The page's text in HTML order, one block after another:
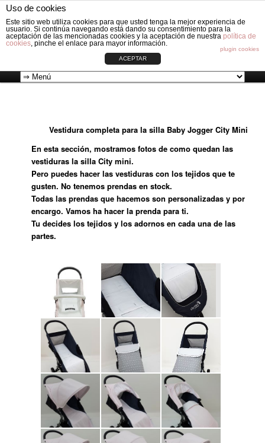
Uso de cookies
Este sitio web utiliza cookies para que usted tenga la mejor experiencia de
usuario. Si continúa navegando está dando su consentimiento para la
aceptación de las mencionadas cookies y la aceptación de nuestra política de
cookies, pinche el enlace para mayor información.
plugin cookies
ACEPTAR
VESTIDURAS ORIGINAL CIRCLE
Fabricación de vestiduras para carros de Bebé: Fundas, Sacos, Capotas,
Capazos, Sombrillas, Bolsos y Grupos cero.
Ir
contenido
principal
Vestidura completa para la silla Baby Jogger City Mini
En esta sección, mostramos fotos de como quedan las
vestiduras la silla City mini.
Pero puedes hacer las vestiduras con los tejidos que te
gusten. No tenemos prendas en stock.
Todas las prendas que hacemos son personalizadas y por
encargo. Vamos ha hacer la prenda para ti.
Tu decides los tejidos y los adornos en cada una de las
partes.